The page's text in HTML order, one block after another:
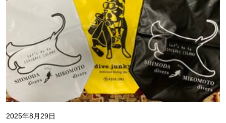
2025年8月29日